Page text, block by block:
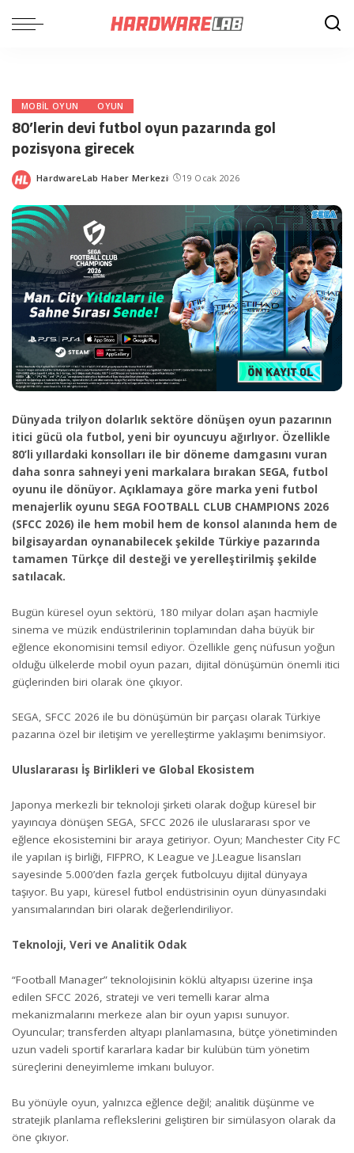
MOBIL OYUN OYUN
80’lerin devi futbol oyun pazarında gol
pozisyona girecek
Posted
HardwareLab Haber Merkezi 19 Ocak 2026
Dünyada trilyon dolarlık sektöre dönüşen oyun pazarının
itici gücü ola futbol, yeni bir oyuncuyu ağırlıyor. Özellikle
80’li yıllardaki konsolları ile bir döneme damgasını vuran
daha sonra sahneyi yeni markalara bırakan SEGA, futbol
oyunu ile dönüyor. Açıklamaya göre marka yeni futbol
menajerlik oyunu SEGA FOOTBALL CLUB CHAMPIONS 2026
(SFCC 2026) ile hem mobil hem de konsol alanında hem de
bilgisayardan oynanabilecek şekilde Türkiye pazarında
tamamen Türkçe dil desteği ve yerelleştirilmiş şekilde
satılacak.
Bugün küresel oyun sektörü, 180 milyar doları aşan hacmiyle
sinema ve müzik endüstrilerinin toplamından daha büyük bir
eğlence ekonomisini temsil ediyor. Özellikle genç nüfusun yoğun
olduğu ülkelerde mobil oyun pazarı, dijital dönüşümün önemli itici
güçlerinden biri olarak öne çıkıyor.
SEGA, SFCC 2026 ile bu dönüşümün bir parçası olarak Türkiye
pazarına özel bir iletişim ve yerelleştirme yaklaşımı benimsiyor.
Uluslararası İş Birlikleri ve Global Ekosistem
Japonya merkezli bir teknoloji şirketi olarak doğup küresel bir
yayıncıya dönüşen SEGA, SFCC 2026 ile uluslararası spor ve
eğlence ekosistemini bir araya getiriyor. Oyun; Manchester City FC
ile yapılan iş birliği, FIFPRO, K League ve J.League lisansları
sayesinde 5.000’den fazla gerçek futbolcuyu dijital dünyaya
taşıyor. Bu yapı, küresel futbol endüstrisinin oyun dünyasındaki
yansımalarından biri olarak değerlendiriliyor.
Teknoloji, Veri ve Analitik Odak
“Football Manager” teknolojisinin köklü altyapısı üzerine inşa
edilen SFCC 2026, strateji ve veri temelli karar alma
mekanizmalarını merkeze alan bir oyun yapısı sunuyor.
Oyuncular; transferden altyapı planlamasına, bütçe yönetiminden
uzun vadeli sportif kararlara kadar bir kulübün tüm yönetim
süreçlerini deneyimleme imkanı buluyor.
Bu yönüyle oyun, yalnızca eğlence değil; analitik düşünme ve
stratejik planlama reflekslerini geliştiren bir simülasyon olarak da
öne çıkıyor.